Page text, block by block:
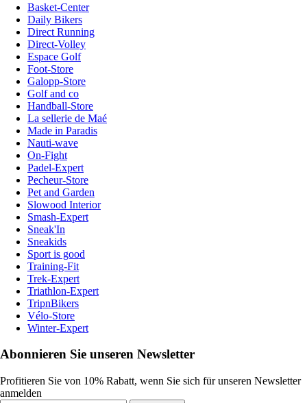
Basket-Center
Daily Bikers
Direct Running
Direct-Volley
Espace Golf
Foot-Store
Galopp-Store
Golf and co
Handball-Store
La sellerie de Maé
Made in Paradis
Nauti-wave
On-Fight
Padel-Expert
Pecheur-Store
Pet and Garden
Slowood Interior
Smash-Expert
Sneak'In
Sneakids
Sport is good
Training-Fit
Trek-Expert
Triathlon-Expert
TripnBikers
Vélo-Store
Winter-Expert
Abonnieren Sie unseren Newsletter
Profitieren Sie von 10% Rabatt, wenn Sie sich für unseren Newsletter
anmelden